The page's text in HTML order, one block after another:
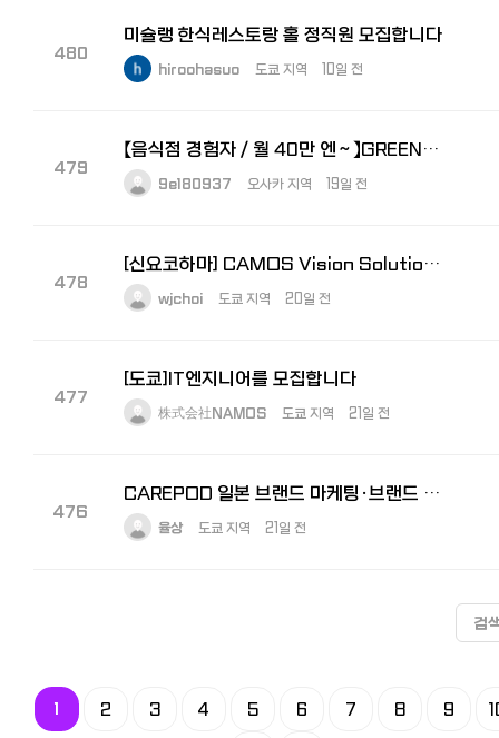
480
미슐랭 한식레스토랑 홀 정직원 모집합니다
hiroohasuo 도쿄 지역 10일 전
479
【음식점 경험자／월 40만 엔～】GREEN×EXPO 2027 주방 총괄 책임자 모집
9e180937 오사카 지역 19일 전
478
[신요코하마] CAMOS Vision Solutions 경리 모집 (한국법인 (주)카모스 100% 자회사)
wjchoi 도쿄 지역 20일 전
477
[도쿄]IT엔지니어를 모집합니다
株式会社NAMOS 도쿄 지역 21일 전
476
CAREPOD 일본 브랜드 마케팅·브랜드 전략 경력 채용
율상 도쿄 지역 21일 전
검
1 2 3 4 5 6 7 8 9